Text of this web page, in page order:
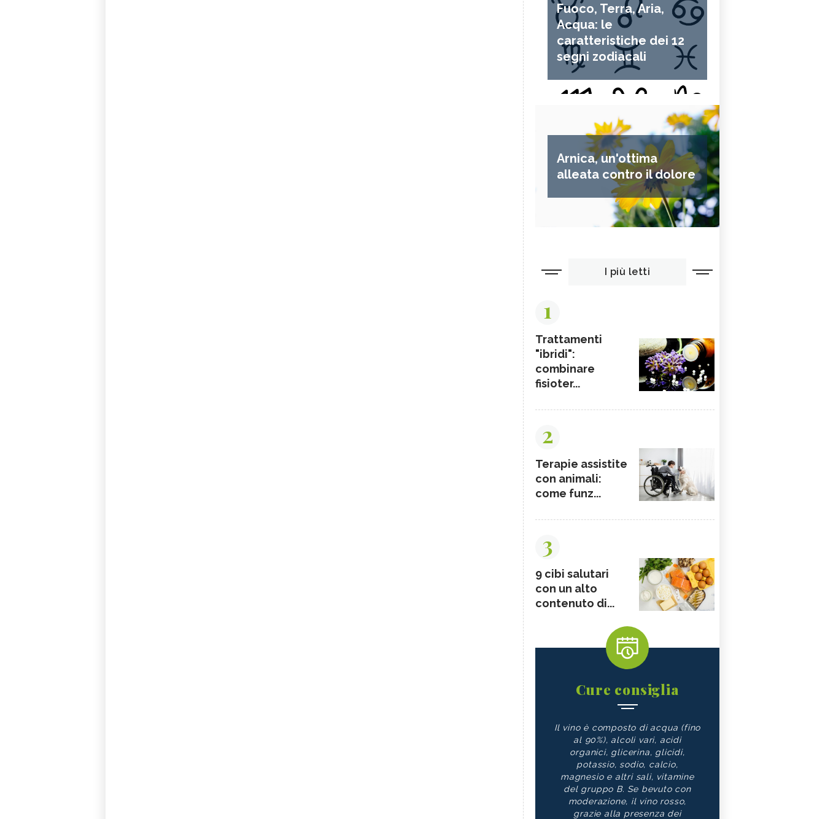
Fuoco, Terra, Aria,
Acqua: le
caratteristiche dei 12
segni zodiacali
Arnica, un'ottima
alleata contro il dolore
I più letti
1
Trattamenti
"ibridi":
combinare
fisioter...
2
Terapie assistite
con animali:
come funz...
3
9 cibi salutari
con un alto
contenuto di...
Cure consiglia
Il vino è composto di acqua (fino
al 90%), alcoli vari, acidi
organici, glicerina, glicidi,
potassio, sodio, calcio,
magnesio e altri sali, vitamine
del gruppo B. Se bevuto con
moderazione, il vino rosso,
grazie alla presenza dei